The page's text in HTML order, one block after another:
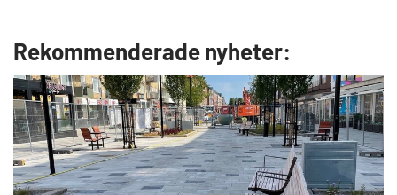
Rekommenderade nyheter: